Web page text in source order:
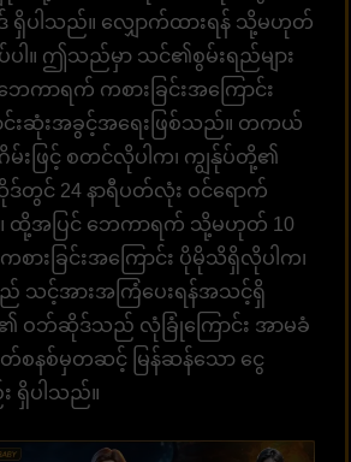
ရှိပါသည်။ လျှောက်ထားရန် သို့မဟုတ်
ါ။ ဤသည်မှာ သင်၏စွမ်းရည်များ
ကာရက် ကစားခြင်းအကြောင်း
းဆုံးအခွင့်အရေးဖြစ်သည်။ တကယ်
ဂိမ်းဖြင့် စတင်လိုပါက၊ ကျွန်ုပ်တို့၏
င် 24 နာရီပတ်လုံး ဝင်ရောက်
ထို့အပြင် ဘေကာရက် သို့မဟုတ် 10
းခြင်းအကြောင်း ပိုမိုသိရှိလိုပါက၊
သင့်အားအကြံပေးရန်အသင့်ရှိ
ဝဘ်ဆိုဒ်သည် လုံခြုံကြောင်း အာမခံ
နစ်မှတဆင့် မြန်ဆန်သော ငွေ
ရှိပါသည်။